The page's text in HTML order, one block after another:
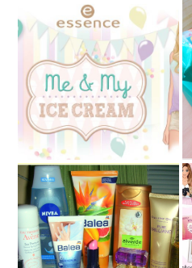
Essence Me & My ICE
CREAM
Moji FAVORITI za mesiac
máj